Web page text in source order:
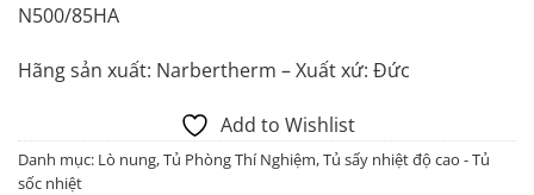
N500/85HA
Hãng sản xuất: Narbertherm – Xuất xứ: Đức
Add to Wishlist
Danh mục: Lò nung,Tủ Phòng Thí Nghiệm,Tủ sấy nhiệt độ cao - Tủ
sốc nhiệt